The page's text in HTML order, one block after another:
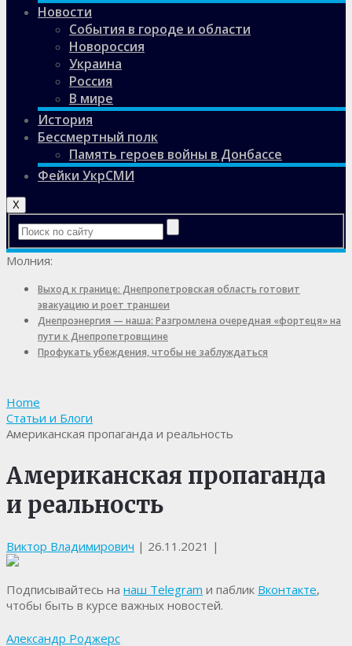
Новости
События в городе и области
Новороссия
Украина
Россия
В мире
История
Бессмертный полк
Память героев войны в Донбассе
Фейки УкрСМИ
X
Молния:
Выход к границе: Днепропетровская область готовит
эвакуацию и роет траншеи
Днепроэнергия — наша: Разгромлена очередная «фортеця» на
пути к Днепропетровщине
Профукать убеждения, чтобы не заблуждаться
Home
Статьи и Блоги
Американская пропаганда и реальность
Американская пропаганда
и реальность
Виктор Владимирович | 26.11.2021 |
Подписывайтесь на наш Telegram и паблик Вконтакте,
чтобы быть в курсе важных новостей.
Александр Роджерс